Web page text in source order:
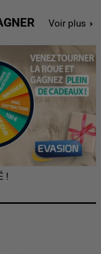
Voir plus
!